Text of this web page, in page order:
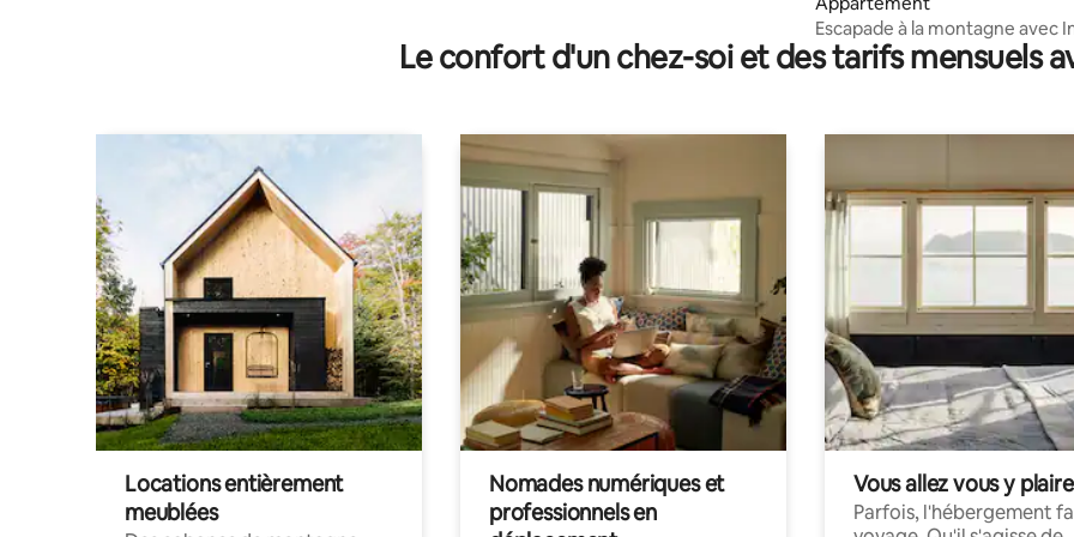
Escapade à la montagne avec
par la fibre et jardin
Le confort d'un chez-soi et des tarifs mensuels
Locations entièrement
meublées
Nomades numériques et
professionnels en
Vous allez vous y plaire
Parfois, l'hébergement